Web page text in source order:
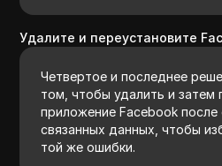
Удалите и переустановите
Четвертое и последнее
том, чтобы удалить и затем
приложение Facebook после
связанных данных, чтобы
той же ошибки.